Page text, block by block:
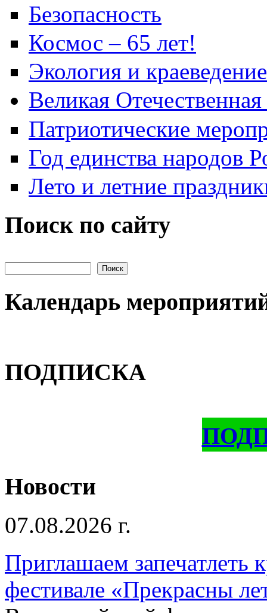
Безопасность
Космос – 65 лет!
Экология и краеведение
Великая
Патриотические
Год единства народов
Лето и летние
Поиск по сайту
Календарь
ПОДПИСКА
Новости
07.08.2026 г.
Приглашаем запечатлеть
фестивале «Прекрасны